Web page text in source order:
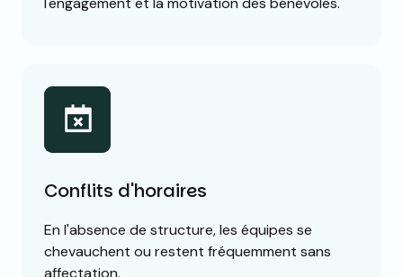
Conflits d'horaires
En l'absence de structure, les équipes se
chevauchent ou restent fréquemment sans